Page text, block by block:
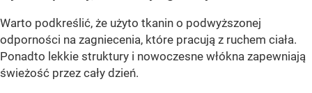
Warto podkreślić, że użyto tkanin o podwyższonej
odporności na zagniecenia, które pracują z ruchem ciała.
Ponadto lekkie struktury i nowoczesne włókna zapewniają
świeżość przez cały dzień.